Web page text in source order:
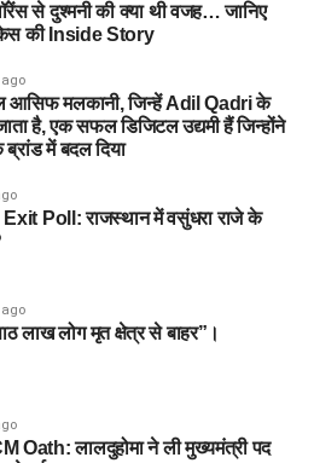
से दुश्मनी की क्या थी वजह… जानिए
की Inside Story
ago
आसिफ मलकानी, जिन्हें Adil Qadri के
है, एक सफल डिजिटल उद्यमी हैं जिन्होंने
में बदल दिया
Poll: राजस्थान में वसुंधरा राजे के
ago
लाख लोग मृत क्षेत्र से बाहर”।
Oath: लालदुहोमा ने ली मुख्यमंत्री पद